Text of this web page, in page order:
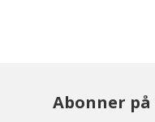
Abonner